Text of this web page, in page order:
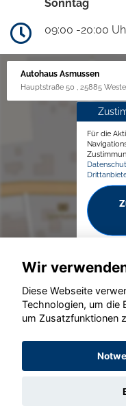
Sonntag
09:00 -20:00
Autohaus Asmussen
Hauptstraße 50 , 25885
Für die
©
Wir
Diese Webseite
Technologien, um die
um Zusatzfunktionen